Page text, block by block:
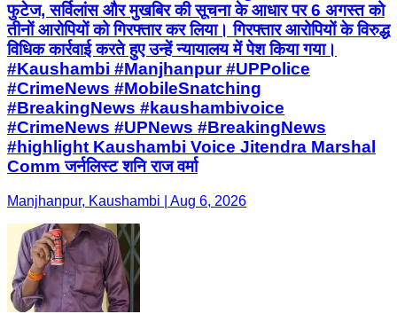
फुटेज, सर्विलांस और मुखबिर की सूचना के आधार पर 6 अगस्त को
तीनों आरोपियों को गिरफ्तार कर लिया। गिरफ्तार आरोपियों के विरुद्ध
विधिक कार्रवाई करते हुए उन्हें न्यायालय में पेश किया गया।
#Kaushambi #Manjhanpur #UPPolice
#CrimeNews #MobileSnatching
#BreakingNews #kaushambivoice
#CrimeNews #UPNews #BreakingNews
#highlight Kaushambi Voice Jitendra Marshal
Comm जर्नलिस्ट शनि राज वर्मा
Manjhanpur, Kaushambi | Aug 6, 2026